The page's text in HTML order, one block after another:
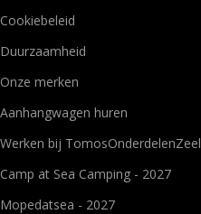
Cookiebeleid
Duurzaamheid
Onze merken
Aanhangwagen huren
Werken bij
Camp at Sea Camping - 2027
Mopedatsea - 2027